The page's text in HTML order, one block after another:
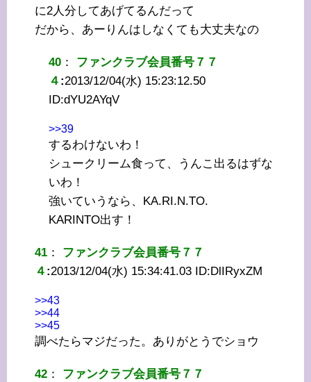
に2人分してあげてるんだって
だから、あーりんはしなくても大丈夫なの
40 ： ファンクラブ会員番号７７
４ :2013/12/04(水) 15:23:12.50
ID:dYU2AYqV
>>39
するわけないわ！
シュークリーム食って、うんこ出るはずな
いわ！
強いていうなら、KA.RI.N.TO.
KARINTO出す！
41 ： ファンクラブ会員番号７７
４ :2013/12/04(水) 15:34:41.03 ID:DlIRyxZM
>>43
>>44
>>45
調べたらマジだった。ありがとうでショウ
42 ： ファンクラブ会員番号７７